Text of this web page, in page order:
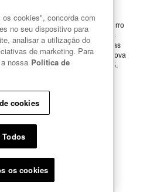
de corrigir qualquer possível erro
haja divergências entre os valores
e valores do site, prevalecem as
Cândido Machado, 2520 - Jardim Nova
000 - CNPJ 11.137.051/0809-45.
Confiar
cookies", concorda com
no seu dispositivo para
analisar a utilização do
de marketing. Para
nossa Politica de
cookies
Todos
os cookies